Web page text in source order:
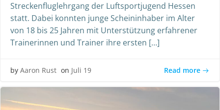
Streckenfluglehrgang der Luftsportjugend Hessen
statt. Dabei konnten junge Scheininhaber im Alter
von 18 bis 25 Jahren mit Unterstützung erfahrener
Trainerinnen und Trainer ihre ersten […]
by Aaron Rust on Juli 19 Read more